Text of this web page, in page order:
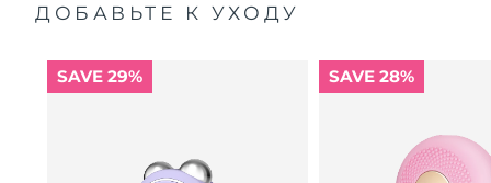
ДОБАВЬТЕ К УХОДУ
SAVE 29% SAVE 28%